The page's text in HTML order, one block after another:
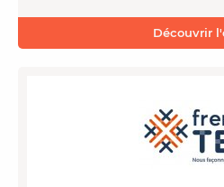
Découvrir